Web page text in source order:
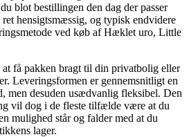
blot bestillingen den dag der passer
hensigtsmæssig, og typisk endvidere
ved køb af Hæklet uro, Little
få pakken bragt til din privatbolig eller
Leveringsformen er gennemsnitligt en
men desuden usædvanlig fleksibel. Den
vil dog i de fleste tilfælde være at du
mulighed står og falder med at du
lager.